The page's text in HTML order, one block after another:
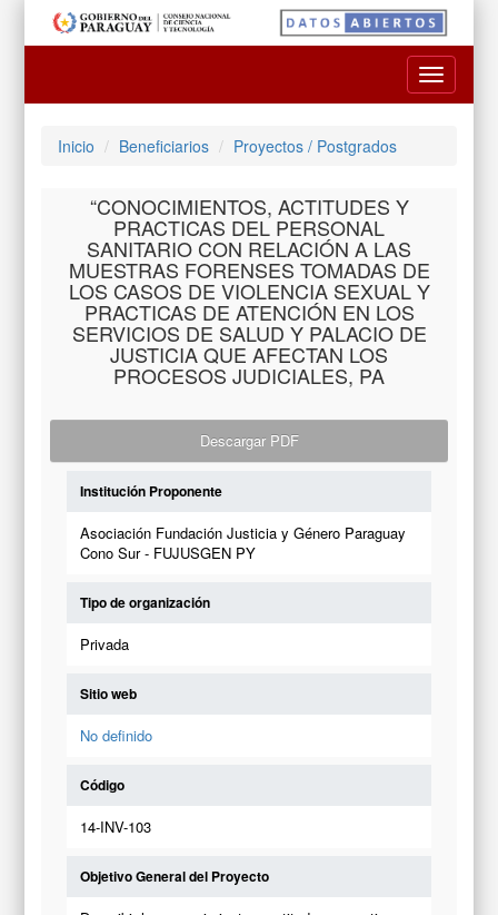
Toggle
Inicio Beneficiarios Proyectos / Postgrados
“CONOCIMIENTOS, ACTITUDES Y
PRACTICAS DEL PERSONAL
SANITARIO CON RELACIÓN A LAS
MUESTRAS FORENSES TOMADAS DE
LOS CASOS DE VIOLENCIA SEXUAL Y
PRACTICAS DE ATENCIÓN EN LOS
SERVICIOS DE SALUD Y PALACIO DE
JUSTICIA QUE AFECTAN LOS
PROCESOS JUDICIALES, PA
Descargar PDF
Institución Proponente
Asociación Fundación Justicia y Género Paraguay
Cono Sur - FUJUSGEN PY
Tipo de organización
Privada
Sitio web
No definido
Código
14-INV-103
Objetivo General del Proyecto